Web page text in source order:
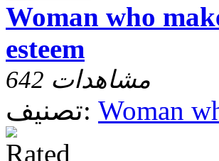
Woman who
esteem
642 مشاهدات
تصنيف: Woman